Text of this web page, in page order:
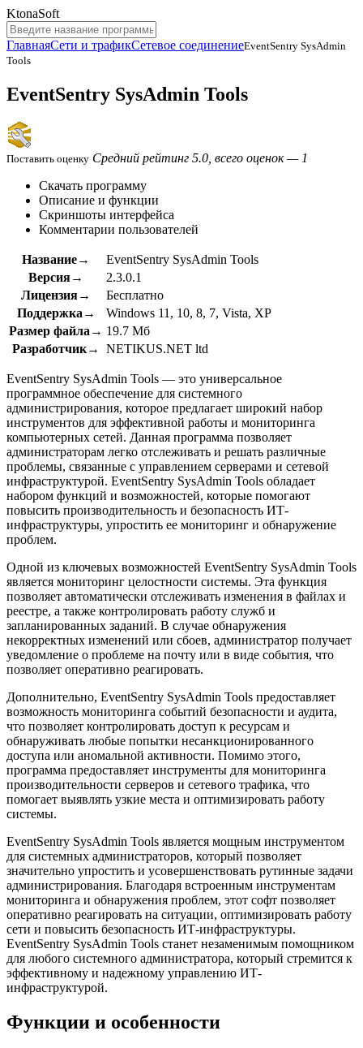
KtonaSoft
ГлавнаяСети и трафикСетевое соединениеEventSentry SysAdmin
Tools
EventSentry SysAdmin Tools
Поставить оценку Средний рейтинг 5.0, всего оценок — 1
Скачать программу
Описание и функции
Скриншоты интерфейса
Комментарии пользователей
Название→
EventSentry SysAdmin Tools
Версия→
2.3.0.1
Лицензия→
Бесплатно
Поддержка→
Windows 11, 10, 8, 7, Vista, XP
Размер файла→ 19.7 Мб
Разработчик→
NETIKUS.NET ltd
EventSentry SysAdmin Tools — это универсальное
программное обеспечение для системного
администрирования, которое предлагает широкий набор
инструментов для эффективной работы и мониторинга
компьютерных сетей. Данная программа позволяет
администраторам легко отслеживать и решать различные
проблемы, связанные с управлением серверами и сетевой
инфраструктурой. EventSentry SysAdmin Tools обладает
набором функций и возможностей, которые помогают
повысить производительность и безопасность ИТ-
инфраструктуры, упростить ее мониторинг и обнаружение
проблем.
Одной из ключевых возможностей EventSentry SysAdmin Tools
является мониторинг целостности системы. Эта функция
позволяет автоматически отслеживать изменения в файлах и
реестре, а также контролировать работу служб и
запланированных заданий. В случае обнаружения
некорректных изменений или сбоев, администратор получает
уведомление о проблеме на почту или в виде события, что
позволяет оперативно реагировать.
Дополнительно, EventSentry SysAdmin Tools предоставляет
возможность мониторинга событий безопасности и аудита,
что позволяет контролировать доступ к ресурсам и
обнаруживать любые попытки несанкционированного
доступа или аномальной активности. Помимо этого,
программа предоставляет инструменты для мониторинга
производительности серверов и сетевого трафика, что
помогает выявлять узкие места и оптимизировать работу
системы.
EventSentry SysAdmin Tools является мощным инструментом
для системных администраторов, который позволяет
значительно упростить и усовершенствовать рутинные задачи
администрирования. Благодаря встроенным инструментам
мониторинга и обнаружения проблем, этот софт позволяет
оперативно реагировать на ситуации, оптимизировать работу
сети и повысить безопасность ИТ-инфраструктуры.
EventSentry SysAdmin Tools станет незаменимым помощником
для любого системного администратора, который стремится к
эффективному и надежному управлению ИТ-
инфраструктурой.
Функции и особенности